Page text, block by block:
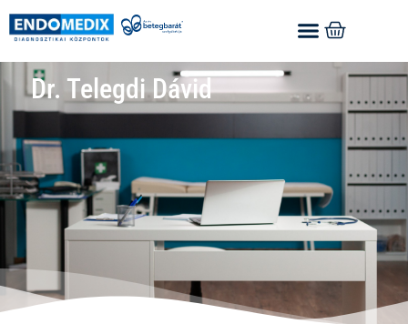
Dr. Telegdi Dávid